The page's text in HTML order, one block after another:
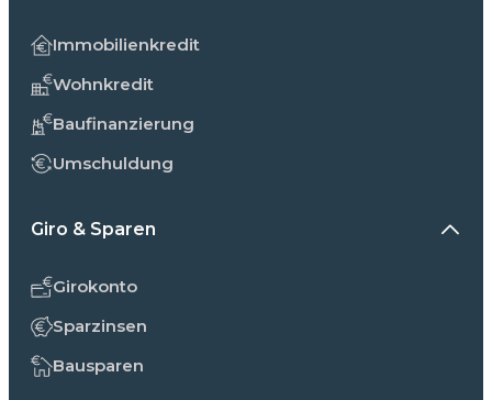
Immobilienkredit
Wohnkredit
Baufinanzierung
Umschuldung
Giro & Sparen
Girokonto
Sparzinsen
Bausparen